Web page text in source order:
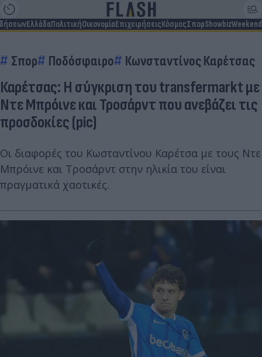
ΕλλάδαΠολιτικήΟικονομίαΕπιχειρήσειςΚόσμοςΣπορShowbizWeekend
Σπορ Ποδόσφαιρο Κωνσταντίνος Καρέτσας
Καρέτσας: Η σύγκριση του transfermarkt με
Ντε Μπρόινε και Τροσάρντ που ανεβάζει τις
προσδοκίες (pic)
Οι διαφορές του Κωσταντίνου Καρέτσα με τους Ντε
Μπρόινε και Τροσάρντ στην ηλικία του είναι
πραγματικά χαοτικές.